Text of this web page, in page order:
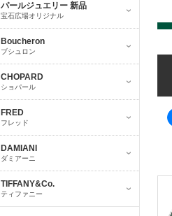
パールジュエリー 新品
宝石広場オリジナル
Boucheron
ブシュロン
CHOPARD
ショパール
FRED
フレッド
DAMIANI
ダミアーニ
TIFFANY&Co.
ティファニー